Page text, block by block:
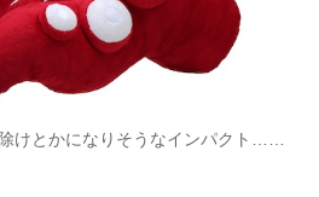
ィ
けとかになりそうなインパクト……